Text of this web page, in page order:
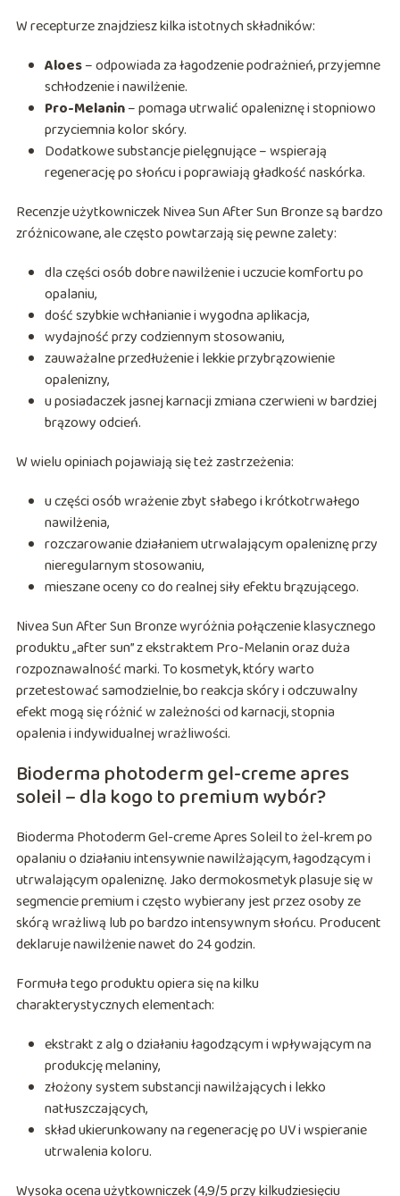
W recepturze znajdziesz kilka istotnych składników:
Aloes– odpowiada za łagodzenie podrażnień, przyjemne
schłodzenie i nawilżenie.
Pro-Melanin– pomaga utrwalić opaleniznę i stopniowo
przyciemnia kolor skóry.
Dodatkowe substancje pielęgnujące – wspierają
regenerację po słońcu i poprawiają gładkość naskórka.
Recenzje użytkowniczek Nivea Sun After Sun Bronze są bardzo
zróżnicowane, ale często powtarzają się pewne zalety:
dla części osób dobre nawilżenie i uczucie komfortu po
opalaniu,
dość szybkie wchłanianie i wygodna aplikacja,
wydajność przy codziennym stosowaniu,
zauważalne przedłużenie i lekkie przybrązowienie
opalenizny,
u posiadaczek jasnej karnacji zmiana czerwieni w bardziej
brązowy odcień.
W wielu opiniach pojawiają się też zastrzeżenia:
u części osób wrażenie zbyt słabego i krótkotrwałego
nawilżenia,
rozczarowanie działaniem utrwalającym opaleniznę przy
nieregularnym stosowaniu,
mieszane oceny co do realnej siły efektu brązującego.
Nivea Sun After Sun Bronze wyróżnia połączenie klasycznego
produktu „after sun” z ekstraktem Pro-Melanin oraz duża
rozpoznawalność marki. To kosmetyk, który warto
przetestować samodzielnie, bo reakcja skóry i odczuwalny
efekt mogą się różnić w zależności od karnacji, stopnia
opalenia i indywidualnej wrażliwości.
Bioderma photoderm gel-creme apres
soleil – dla kogo to premium wybór?
Bioderma Photoderm Gel-creme Apres Soleil to żel-krem po
opalaniu o działaniu intensywnie nawilżającym, łagodzącym i
utrwalającym opaleniznę. Jako dermokosmetyk plasuje się w
segmencie premium i często wybierany jest przez osoby ze
skórą wrażliwą lub po bardzo intensywnym słońcu. Producent
deklaruje nawilżenie nawet do 24 godzin.
Formuła tego produktu opiera się na kilku
charakterystycznych elementach:
ekstrakt z alg o działaniu łagodzącym i wpływającym na
produkcję melaniny,
złożony system substancji nawilżających i lekko
natłuszczających,
skład ukierunkowany na regenerację po UV i wspieranie
utrwalenia koloru.
Wysoka ocena użytkowniczek (4,9/5 przy kilkudziesięciu